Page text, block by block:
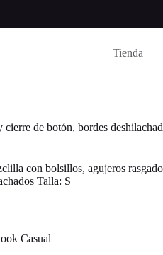
Tienda
de botón, bordes
con bolsillos, agujeros
Talla: S
Casual